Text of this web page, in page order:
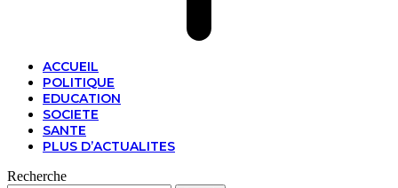
ACCUEIL
POLITIQUE
EDUCATION
SOCIETE
SANTE
PLUS D’ACTUALITES
Recherche